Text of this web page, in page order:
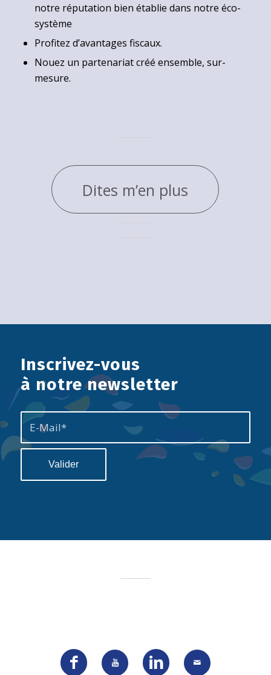
notre réputation bien établie dans notre éco-
système
Profitez d’avantages fiscaux.
Nouez un partenariat créé ensemble, sur-
mesure.
Dites m’en plus
Inscrivez-vous
à notre newsletter